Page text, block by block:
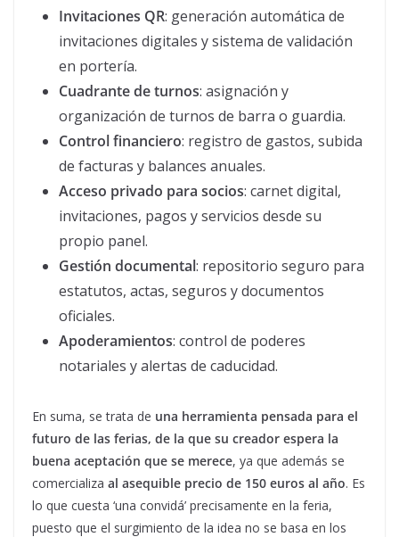
Invitaciones QR: generación automática de
invitaciones digitales y sistema de validación
en portería.
Cuadrante de turnos: asignación y
organización de turnos de barra o guardia.
Control financiero: registro de gastos, subida
de facturas y balances anuales.
Acceso privado para socios: carnet digital,
invitaciones, pagos y servicios desde su
propio panel.
Gestión documental: repositorio seguro para
estatutos, actas, seguros y documentos
oficiales.
Apoderamientos: control de poderes
notariales y alertas de caducidad.
En suma, se trata de una herramienta pensada para el
futuro de las ferias, de la que su creador espera la
buena aceptación que se merece, ya que además se
comercializa al asequible precio de 150 euros al año. Es
lo que cuesta ‘una convidá’ precisamente en la feria,
puesto que el surgimiento de la idea no se basa en los